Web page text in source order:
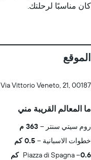
كان مناسبًا لرحلتك.
الموقع
Via Vittorio Veneto, 21, 00187 روما
ما المعالم القريبة مني
روم سيتي سنتر
363 م
خطوات الاسبانية
0.5 كم
Piazza di Spagna
0.6 كم